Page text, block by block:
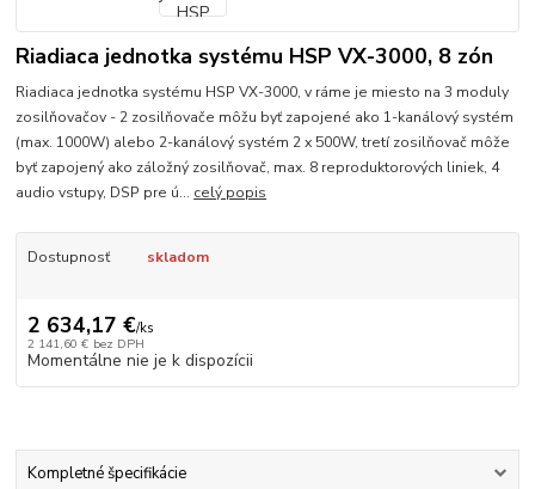
Riadiaca jednotka systému HSP VX-3000, 8 zón
Riadiaca jednotka systému HSP VX-3000, v ráme je miesto na 3 moduly
zosilňovačov - 2 zosilňovače môžu byť zapojené ako 1-kanálový systém
(max. 1000W) alebo 2-kanálový systém 2 x 500W, tretí zosilňovač môže
byť zapojený ako záložný zosilňovač, max. 8 reproduktorových liniek, 4
audio vstupy, DSP pre ú... celý popis
Dostupnosť skladom
2 634,17 €/ks
2 141,60 € bez DPH
Momentálne nie je k dispozícii
Kompletné špecifikácie